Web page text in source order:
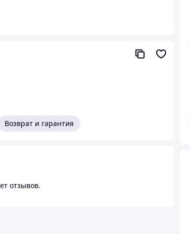
Возврат и гарантия
отзывов.